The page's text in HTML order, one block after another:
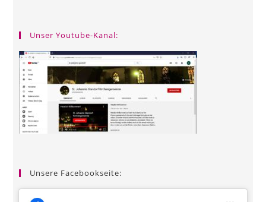
Unser Youtube-Kanal:
Unsere Facebookseite: